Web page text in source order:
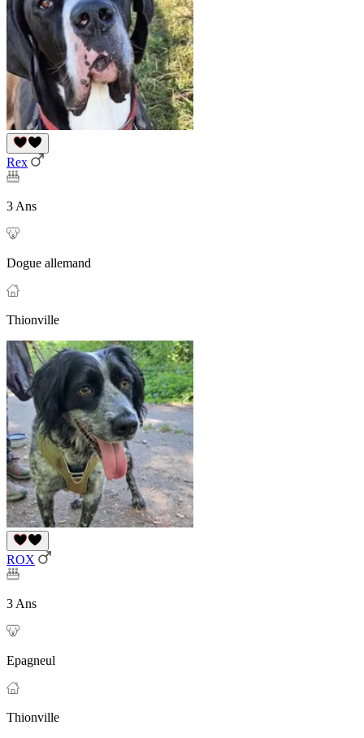
Rex
3 Ans
Dogue allemand
Thionville
ROX
3 Ans
Epagneul
Thionville